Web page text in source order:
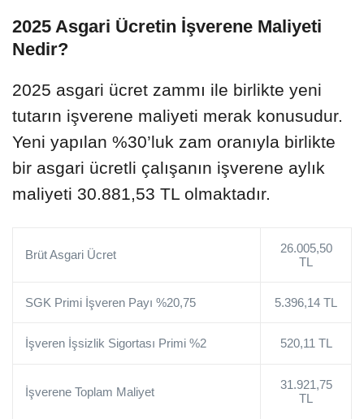
2025 Asgari Ücretin İşverene Maliyeti
Nedir?
2025 asgari ücret zammı ile birlikte yeni
tutarın işverene maliyeti merak konusudur.
Yeni yapılan %30’luk zam oranıyla birlikte
bir asgari ücretli çalışanın işverene aylık
maliyeti 30.881,53 TL olmaktadır.
Brüt Asgari Ücret
26.005,50
TL
SGK Primi İşveren Payı %20,75 5.396,14 TL
İşveren İşsizlik Sigortası Primi %2 520,11 TL
İşverene Toplam Maliyet
31.921,75
TL